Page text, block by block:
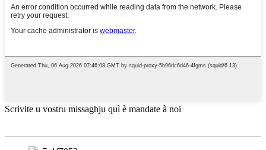
Scrivite u vostru missaghju quì è mandate à noi